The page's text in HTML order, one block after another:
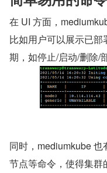
在 UI 方面，
比如用户可以展示已
期，如停止/启动/删除/
同时，mediumkube
节点等命令，使得集